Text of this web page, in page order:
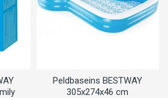
Peldbaseins BESTWAY
305x274x46 cm